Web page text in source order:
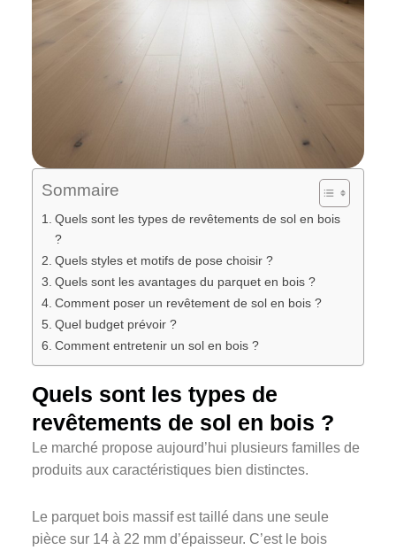
Sommaire
Quels sont les types de revêtements de sol en bois
?
Quels styles et motifs de pose choisir ?
Quels sont les avantages du parquet en bois ?
Comment poser un revêtement de sol en bois ?
Quel budget prévoir ?
Comment entretenir un sol en bois ?
Quels sont les types de
revêtements de sol en bois ?
Le marché propose aujourd’hui plusieurs familles de
produits aux caractéristiques bien distinctes.
Le parquet bois massif est taillé dans une seule
pièce sur 14 à 22 mm d’épaisseur. C’est le bois